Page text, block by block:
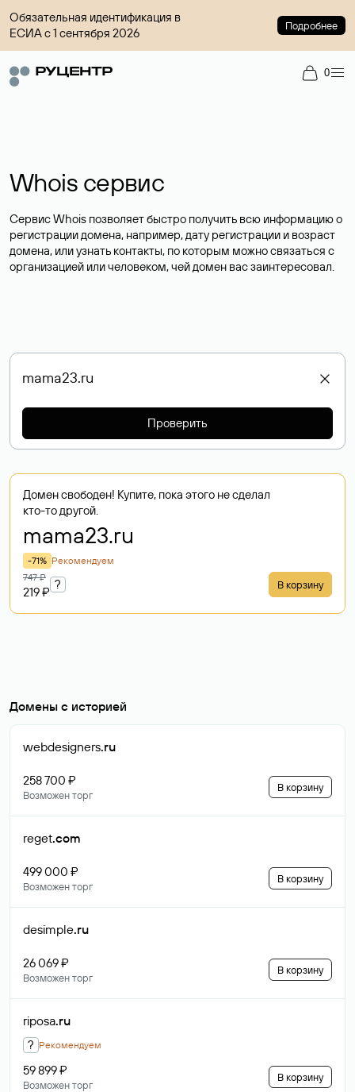
Обязательная идентификация в
ЕСИА с 1 сентября 2026
Подробнее
0
Whois сервис
Сервис Whois позволяет быстро получить всю информацию о
регистрации домена, например, дату регистрации и возраст
домена, или узнать контакты, по которым можно связаться с
организацией или человеком, чей домен вас заинтересовал.
Проверить
Домен свободен! Купите, пока этого не сделал
кто-то другой.
mama23.ru
-71% Рекомендуем
747 ₽
219 ₽
? В корзину
Домены с историей
webdesigners.ru
258 700 ₽
Возможен торг
В корзину
reget.com
499 000 ₽
Возможен торг
В корзину
desimple.ru
26 069 ₽
Возможен торг
В корзину
riposa.ru
? Рекомендуем
59 899 ₽
Возможен торг
В корзину